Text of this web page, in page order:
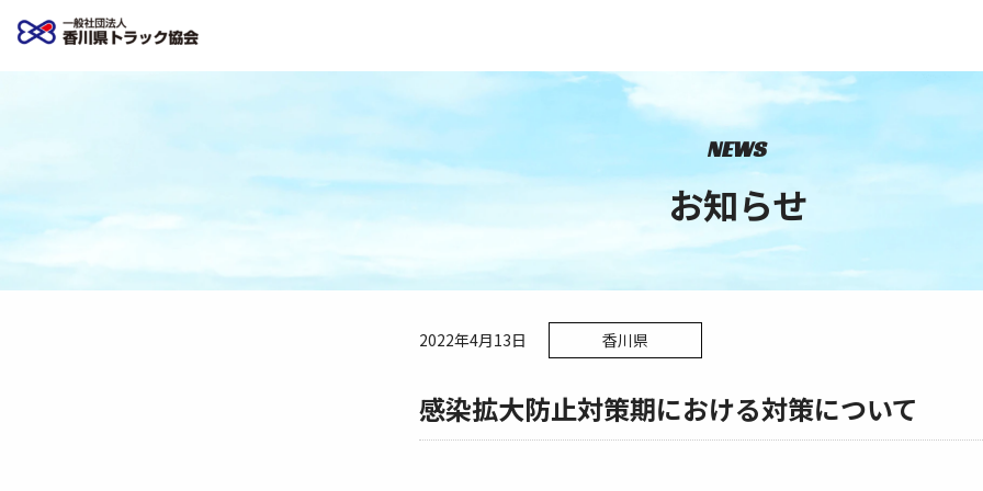
NEWS
お知らせ
2022年4月13日 香川県
感染拡大防止対策期における対策について